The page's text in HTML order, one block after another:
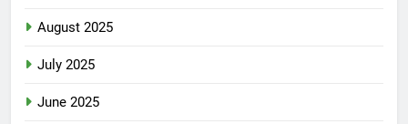
August 2025
July 2025
June 2025